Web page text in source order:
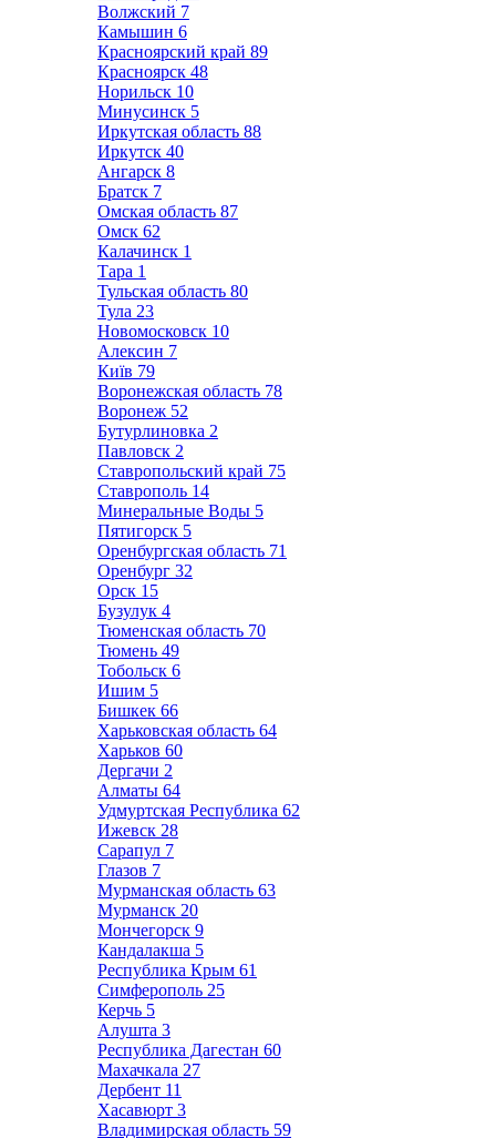
Волжский 7
Камышин 6
Красноярский край 89
Красноярск 48
Норильск 10
Минусинск 5
Иркутская область 88
Иркутск 40
Ангарск 8
Братск 7
Омская область 87
Омск 62
Калачинск 1
Тара 1
Тульская область 80
Тула 23
Новомосковск 10
Алексин 7
Київ 79
Воронежская область 78
Воронеж 52
Бутурлиновка 2
Павловск 2
Ставропольский край 75
Ставрополь 14
Минеральные Воды 5
Пятигорск 5
Оренбургская область 71
Оренбург 32
Орск 15
Бузулук 4
Тюменская область 70
Тюмень 49
Тобольск 6
Ишим 5
Бишкек 66
Харьковская область 64
Харьков 60
Дергачи 2
Алматы 64
Удмуртская Республика 62
Ижевск 28
Сарапул 7
Глазов 7
Мурманская область 63
Мурманск 20
Мончегорск 9
Кандалакша 5
Республика Крым 61
Симферополь 25
Керчь 5
Алушта 3
Республика Дагестан 60
Махачкала 27
Дербент 11
Хасавюрт 3
Владимирская область 59